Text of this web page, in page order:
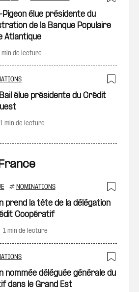
élue présidente du
de la Banque Populaire
Atlantique
min de lecture
élue présidente du Crédit
1 min de lecture
# NOMINATIONS
prend la tête de la délégation
Coopératif
1 min de lecture
nommée déléguée générale du
dans le Grand Est